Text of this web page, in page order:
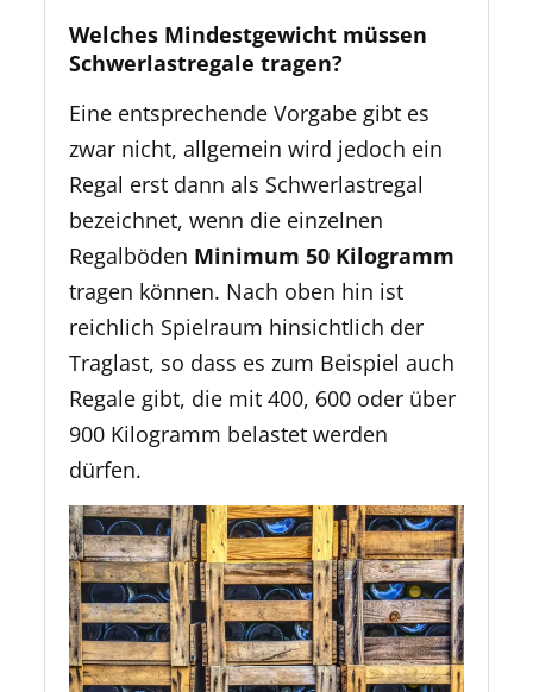
Welches Mindestgewicht müssen
Schwerlastregale tragen?
Eine entsprechende Vorgabe gibt es
zwar nicht, allgemein wird jedoch ein
Regal erst dann als Schwerlastregal
bezeichnet, wenn die einzelnen
Regalböden Minimum 50 Kilogramm
tragen können. Nach oben hin ist
reichlich Spielraum hinsichtlich der
Traglast, so dass es zum Beispiel auch
Regale gibt, die mit 400, 600 oder über
900 Kilogramm belastet werden
dürfen.